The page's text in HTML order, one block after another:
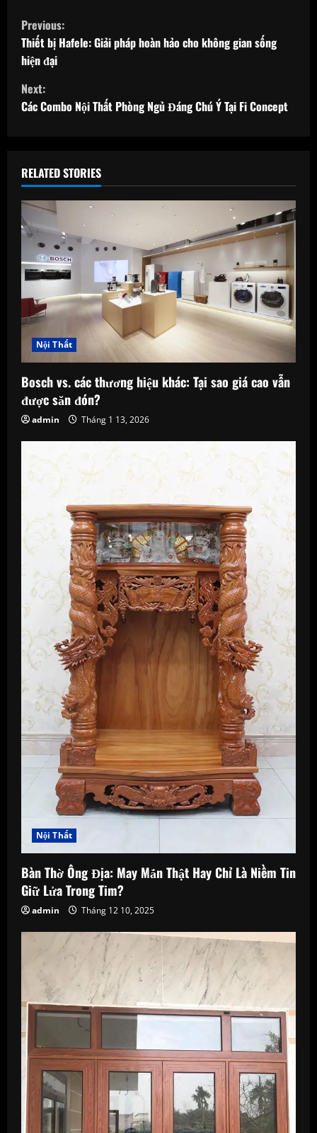
C
o
n
t
n
u
e
R
e
a
i
n
g
Previous:
Thiết bị Hafele: Giải pháp hoàn hảo cho không gian sống
hiện đại
Next:
Các Combo Nội Thất Phòng Ngủ Đáng Chú Ý Tại Fi Concept
RELATED STORIES
Nội Thất
Bosch vs. các thương hiệu khác: Tại sao giá cao vẫn
được săn đón?
admin Tháng 1 13, 2026
Nội Thất
Bàn Thờ Ông Địa: May Mắn Thật Hay Chỉ Là Niềm Tin
Giữ Lửa Trong Tim?
admin Tháng 12 10, 2025